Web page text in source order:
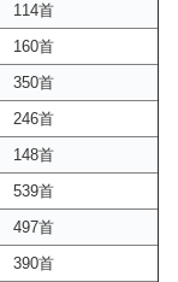
114首
160首
350首
246首
148首
539首
497首
390首